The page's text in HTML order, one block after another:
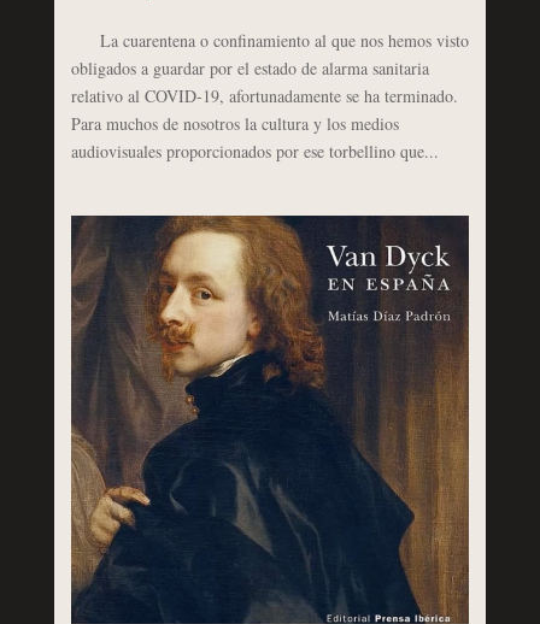
La cuarentena o confinamiento al que nos hemos visto
obligados a guardar por el estado de alarma sanitaria
relativo al COVID-19, afortunadamente se ha terminado.
Para muchos de nosotros la cultura y los medios
audiovisuales proporcionados por ese torbellino que...